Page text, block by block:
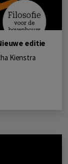
editie
Kienstra